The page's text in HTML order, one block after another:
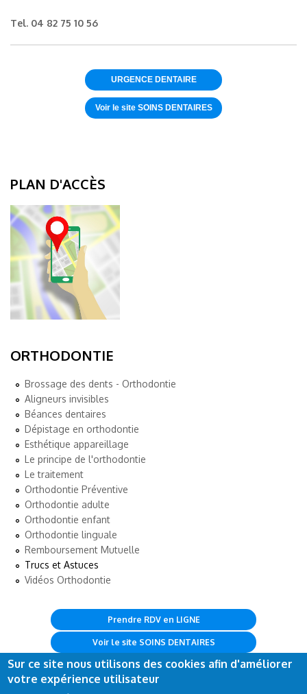
Tel. 04 82 75 10 56
URGENCE DENTAIRE
Voir le site SOINS DENTAIRES
PLAN D'ACCÈS
ORTHODONTIE
Brossage des dents - Orthodontie
Aligneurs invisibles
Béances dentaires
Dépistage en orthodontie
Esthétique appareillage
Le principe de l'orthodontie
Le traitement
Orthodontie Préventive
Orthodontie adulte
Orthodontie enfant
Orthodontie linguale
Remboursement Mutuelle
Trucs et Astuces
Vidéos Orthodontie
Prendre RDV en LIGNE
Voir le site SOINS DENTAIRES
Sur ce site nous utilisons des cookies afin d'améliorer
votre expérience utilisateur